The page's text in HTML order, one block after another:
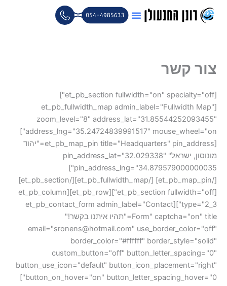
לתוכן
צור קשר
[et_pb_section fullwidth="on" specialty="off"]
[et_pb_fullwidth_map admin_label="Fullwidth Map"
zoom_level="8" address_lat="31.85544252093455"
address_lng="35.24724839991517" mouse_wheel="on"]
[et_pb_map_pin title="Headquarters" pin_address="יהוד
מונוסון, ישראל" pin_address_lat="32.029338"
pin_address_lng="34.879579000000035"]
[/et_pb_map_pin] [/et_pb_fullwidth_map][/et_pb_section]
[et_pb_section fullwidth="off"][et_pb_row][et_pb_column
type="2_3"][et_pb_contact_form admin_label="Contact
Form" captcha="on" title="תהיו איתנו בקשר!"
email="sronens@hotmail.com" use_border_color="off"
border_color="#ffffff" border_style="solid"
custom_button="off" button_letter_spacing="0"
button_use_icon="default" button_icon_placement="right"
button_on_hover="on" button_letter_spacing_hover="0"]